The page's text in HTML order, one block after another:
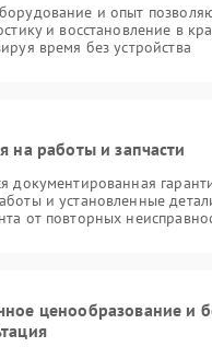
и опыт
и восстановление в
время без устройства
на работы и запчасти
документированная
и установленные
от повторных
ценообразование и